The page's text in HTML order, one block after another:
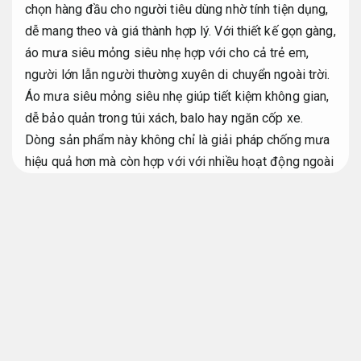
chọn hàng đầu cho người tiêu dùng nhờ tính tiện dụng,
dễ mang theo và giá thành hợp lý. Với thiết kế gọn gàng,
áo mưa siêu mỏng siêu nhẹ hợp với cho cả trẻ em,
người lớn lẫn người thường xuyên di chuyển ngoài trời.
Áo mưa siêu mỏng siêu nhẹ giúp tiết kiệm không gian,
dễ bảo quản trong túi xách, balo hay ngăn cốp xe.
Dòng sản phẩm này không chỉ là giải pháp chống mưa
hiệu quả hơn mà còn hợp với với nhiều hoạt động ngoài